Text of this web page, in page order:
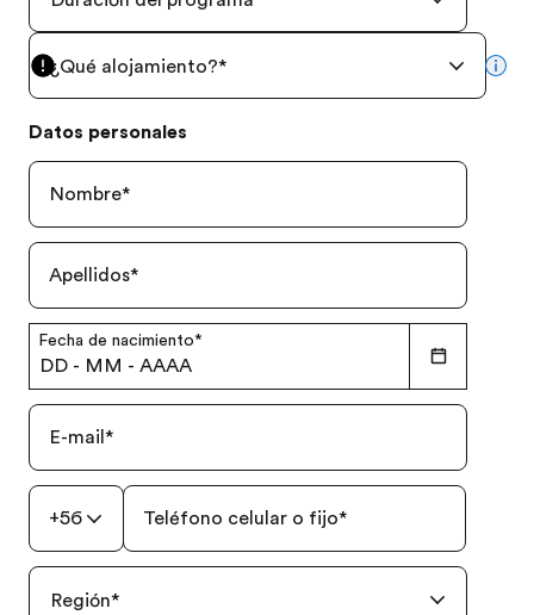
¿Qué alojamiento?*
Datos personales
Nombre*
Apellidos*
Fecha de nacimiento*
DD - MM - AAAA
E-mail *
+56 Teléfono celular o fijo*
Región*